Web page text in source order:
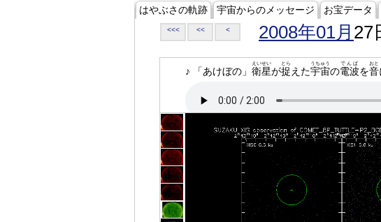
はやぶさの軌跡 宇宙からのメッセージ お宝データ
<<< << < 2008年01月 27
♪ 「あけぼの」 衛星
えいせい
が捉
とら
えた宇宙
うちゅう
の電波
でんぱ
を音
おと